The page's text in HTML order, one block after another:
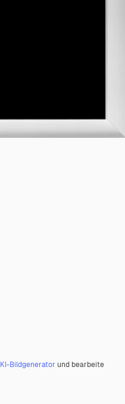
KI-Bildgenerator und bearbeite